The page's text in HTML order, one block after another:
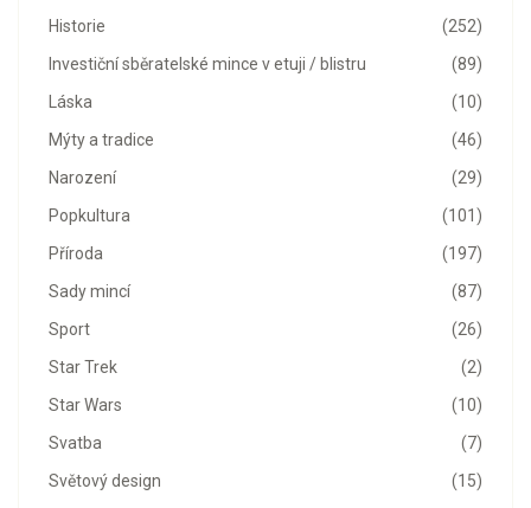
(252)
Historie
(89)
Investiční sběratelské mince v etuji / blistru
(10)
Láska
(46)
Mýty a tradice
(29)
Narození
(101)
Popkultura
(197)
Příroda
(87)
Sady mincí
(26)
Sport
(2)
Star Trek
(10)
Star Wars
(7)
Svatba
(15)
Světový design